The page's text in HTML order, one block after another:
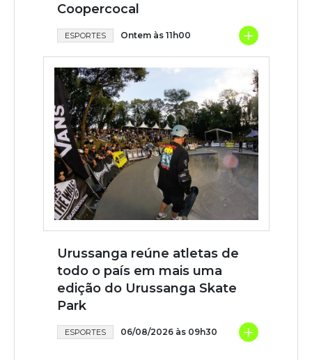
Coopercocal
ESPORTES Ontem às 11h00 +
Urussanga reúne atletas de
todo o país em mais uma
edição do Urussanga Skate
Park
ESPORTES 06/08/2026 às 09h30 +